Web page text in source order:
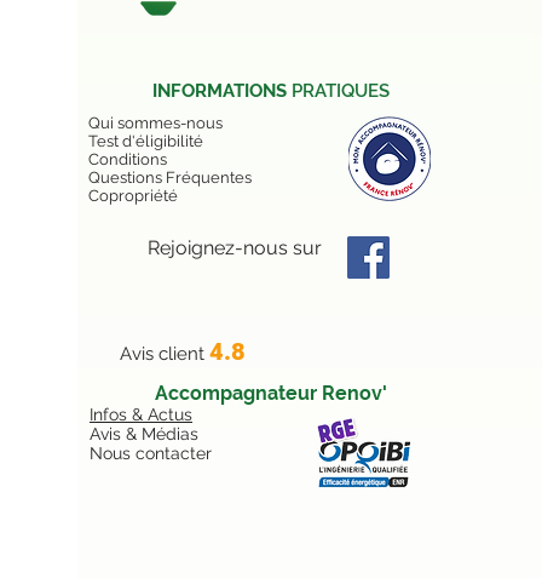
INFORMATIONS PRATIQUES
Qui sommes-nous
Test d'éligibilité
Conditions
Questions Fréquentes
Copropriété
Rejoignez-nous sur
Avis client 4.8
Accompagnateur Renov'
Infos & Actus
Avis & Médias
Nous contacter